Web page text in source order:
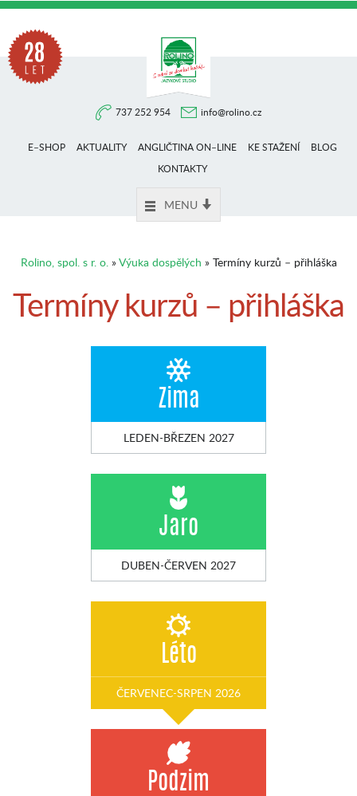
737 252 954 info@rolino.cz
E–SHOP AKTUALITY ANGLIČTINA ON–LINE KE STAŽENÍ
BLOG
KONTAKTY
MENU
Rolino, spol. s r. o.»Výuka dospělých » Termíny kurzů – přihláška
Termíny kurzů – přihláška
Zima
LEDEN-BŘEZEN 2027
Jaro
DUBEN-ČERVEN 2027
Léto
ČERVENEC-SRPEN 2026
Podzim